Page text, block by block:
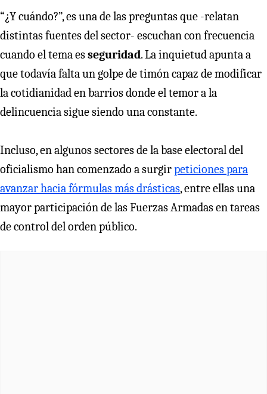
“¿Y cuándo?”, es una de las preguntas que -relatan
distintas fuentes del sector- escuchan con frecuencia
cuando el tema esseguridad. La inquietud apunta a
que todavía falta un golpe de timón capaz de modificar
la cotidianidad en barrios donde el temor a la
delincuencia sigue siendo una constante.
Incluso, en algunos sectores de la base electoral del
oficialismo han comenzado a surgirpeticiones para
avanzar hacia fórmulas más drásticas, entre ellas una
mayor participación de las Fuerzas Armadas en tareas
de control del orden público.